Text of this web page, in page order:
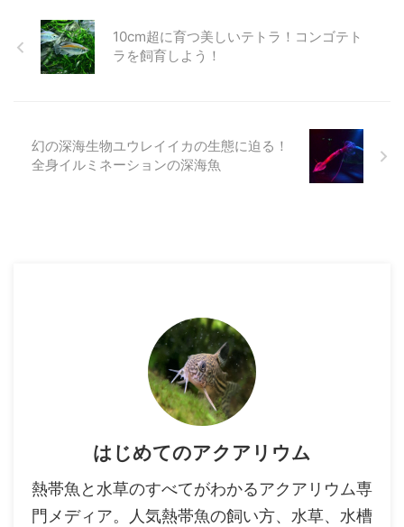
10cm超に育つ美しいテトラ！コンゴテト
ラを飼育しよう！
幻の深海生物ユウレイイカの生態に迫る！
全身イルミネーションの深海魚
はじめてのアクアリウム
熱帯魚と水草のすべてがわかるアクアリウム専
門メディア。人気熱帯魚の飼い方、水草、水槽